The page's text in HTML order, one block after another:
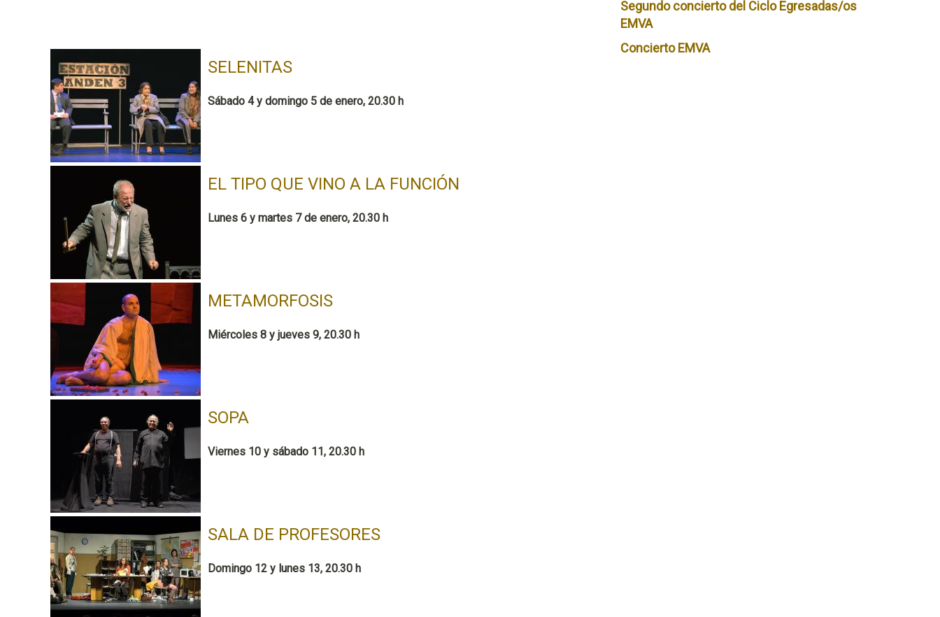
SELENITAS
Sábado 4 y domingo 5 de enero, 20.30 h
EL TIPO QUE VINO A LA FUNCIÓN
Lunes 6 y martes 7 de enero, 20.30 h
METAMORFOSIS
Miércoles 8 y jueves 9, 20.30 h
SOPA
Viernes 10 y sábado 11, 20.30 h
SALA DE PROFESORES
Domingo 12 y lunes 13, 20.30 h
Segundo concierto del Ciclo Egresadas/os
EMVA
Concierto EMVA